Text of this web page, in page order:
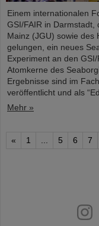
Einem internationalen
GSI/FAIR in
Mainz (JGU) sowie des
gelungen, ein neues
Experiment an den
Atomkerne des
Ergebnisse sind im
veröffentlicht und als
Mehr »
« 1 ... 5 6 7
youtube